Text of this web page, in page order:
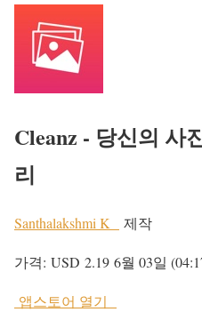
Cleanz - 당신의 사
리
Santhalakshmi K 제작
가격: USD 2.19 6월 03일
앱스토어 열기